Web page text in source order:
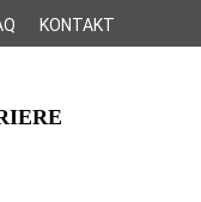
KONTAKT